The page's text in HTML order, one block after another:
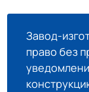
Завод-
право без